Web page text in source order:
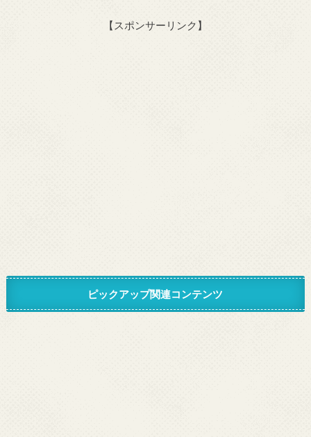
【スポンサーリンク】
ピックアップ関連コンテンツ